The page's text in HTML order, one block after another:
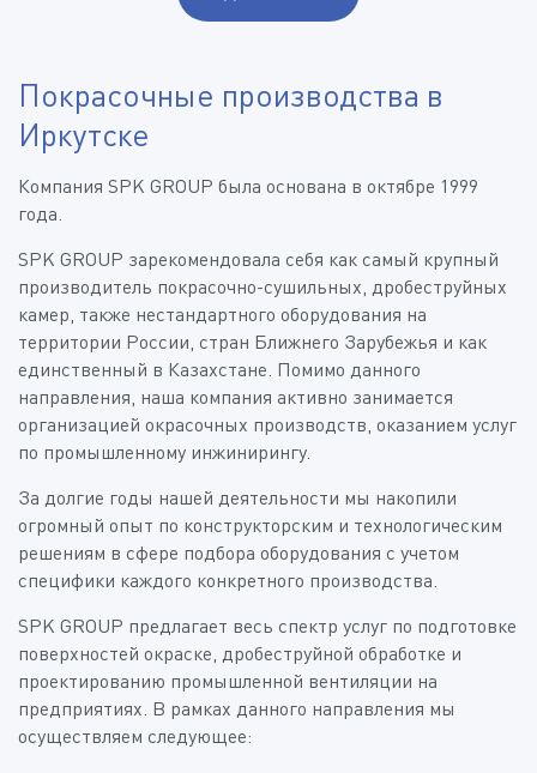
Покрасочные производства в
Иркутске
Компания SPK GROUP была основана в октябре 1999
года.
SPK GROUP зарекомендовала себя как самый крупный
производитель покрасочно-сушильных, дробеструйных
камер, также нестандартного оборудования на
территории России, стран Ближнего Зарубежья и как
единственный в Казахстане. Помимо данного
направления, наша компания активно занимается
организацией окрасочных производств, оказанием услуг
по промышленному инжинирингу.
За долгие годы нашей деятельности мы накопили
огромный опыт по конструкторским и технологическим
решениям в сфере подбора оборудования с учетом
специфики каждого конкретного производства.
SPK GROUP предлагает весь спектр услуг по подготовке
поверхностей окраске, дробеструйной обработке и
проектированию промышленной вентиляции на
предприятиях. В рамках данного направления мы
осуществляем следующее: